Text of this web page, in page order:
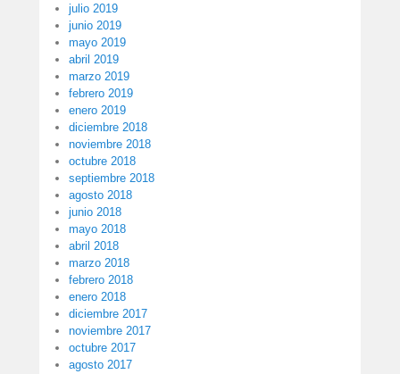
julio 2019
junio 2019
mayo 2019
abril 2019
marzo 2019
febrero 2019
enero 2019
diciembre 2018
noviembre 2018
octubre 2018
septiembre 2018
agosto 2018
junio 2018
mayo 2018
abril 2018
marzo 2018
febrero 2018
enero 2018
diciembre 2017
noviembre 2017
octubre 2017
agosto 2017